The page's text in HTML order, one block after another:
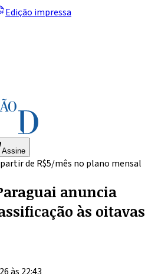
Edição impressa
Assine
de R$5/mês no plano mensal
anuncia
às oitavas